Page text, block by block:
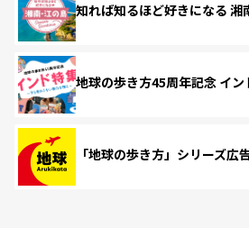
知れば知るほど好きになる 湘
地球の歩き方45周年記念 イン
「地球の歩き方」シリーズ広